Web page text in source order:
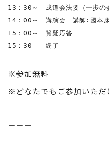
13：30～　成道会法要（一歩の
14：00～　講演会　講師:國本
15：00～　質疑応答
15：30　　終了
※参加無料
※どなたでもご参加いただ
＝＝＝